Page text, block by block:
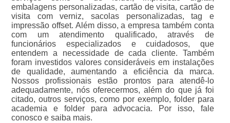
embalagens personalizadas, cartão de visita, cartão de
visita com verniz, sacolas personalizadas, tag e
impressão offset. Além disso, a empresa também conta
com um atendimento qualificado, através de
funcionários especializados e cuidadosos, que
entendem a necessidade de cada cliente. Também
foram investidos valores consideráveis em instalações
de qualidade, aumentando a eficiência da marca.
Nossos profissionais estão prontos para atendê-lo
adequadamente, nós oferecermos, além do que já foi
citado, outros serviços, como por exemplo, folder para
academia e folder para advocacia. Por isso, fale
conosco e saiba mais.